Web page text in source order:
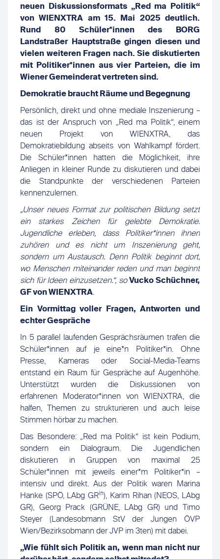
neuen Diskussionsformats „Red ma Politik“
von WIENXTRA am 15. Mai 2025 deutlich.
Rund 80 Schüler*innen des BORG
Landstraßer Hauptstraße gingen diesen und
vielen weiteren Fragen nach. Sie diskutierten
mit Politiker*innen aus vier Parteien, die im
Wiener Gemeinderat vertreten sind.
Demokratie braucht Räume und Begegnung
Persönlich, direkt und ohne mediale Inszenierung –
das ist der Anspruch von „Red ma Politik“, einem
neuen Projekt von WIENXTRA, das
Demokratiebildung abseits von Wahlkampf fördert.
Die Schüler*innen hatten die Möglichkeit, ihre
Anliegen in kleiner Runde zu diskutieren und dabei
die Standpunkte der verschiedenen Parteien
kennenzulernen.
„Unser neues Format zur politischen Bildung setzt
ein starkes Zeichen für gelebte Demokratie:
Jugendliche erleben, dass Politiker*innen ihnen
zuhören und es nicht um Inszenierung geht,
sondern um Austausch. Denn Politik beginnt dort,
wo Menschen miteinander reden und man beginnt
sich für Ideen einzusetzen.“, soVucko Schüchner,
GF von WIENXTRA.
Ein Vormittag voller Fragen, Antworten und
echter Gespräche
In 5 parallel laufenden Gesprächsräumen trafen die
Schüler*innen auf je eine*n Politiker*in. Ohne
Presse, Kameras oder Social-Media-Teams
entstand ein Raum für Gespräche auf Augenhöhe.
Unterstützt wurden die Diskussionen von
erfahrenen Moderator*innen von WIENXTRA, die
halfen, Themen zu strukturieren und auch leise
Stimmen hörbar zu machen.
Das Besondere: „Red ma Politik“ ist kein Podium,
sondern ein Dialograum. Die Jugendlichen
diskutieren in Gruppen von maximal 25
Schüler*innen mit jeweils einer*m Politiker*in –
intensiv und direkt. Aus der Politik waren Marina
Hanke (SPÖ, LAbg GRin), Karim Rihan (NEOS, LAbg
GR), Georg Prack (GRÜNE, LAbg GR) und Timo
Steyer (Landesobmann StV der Jungen ÖVP
Wien/Bezirksobmann der JVP im 3ten) mit dabei.
„Wie fühlt sich Politik an, wenn man nicht nur